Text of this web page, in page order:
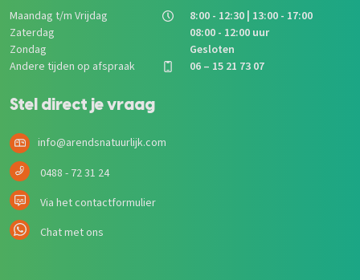
Maandag t/m Vrijdag
8:00 - 12:30 | 13:00 - 17:00
Zaterdag
08:00 - 12:00 uur
Zondag
Gesloten
Andere tijden op afspraak
06 – 15 21 73 07
Stel direct je vraag
info@arendsnatuurlijk.com
0488 - 72 31 24
Via het contactformulier
Chat met ons